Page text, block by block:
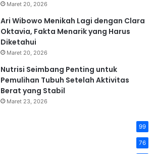
Maret 20, 2026
Ari Wibowo Menikah Lagi dengan Clara
Oktavia, Fakta Menarik yang Harus
Diketahui
Maret 20, 2026
Nutrisi Seimbang Penting untuk
Pemulihan Tubuh Setelah Aktivitas
Berat yang Stabil
Maret 23, 2026
99
76